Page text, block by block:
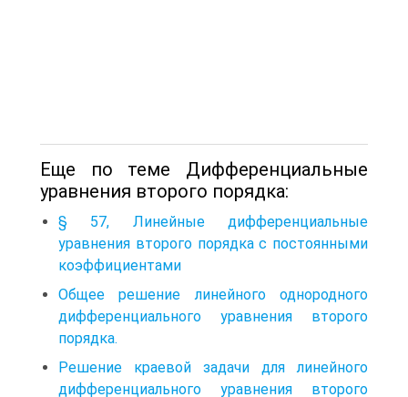
Еще по теме Дифференциальные
уравнения второго порядка:
§ 57, Линейные дифференциальные
уравнения второго порядка с постоянными
коэффициентами
Общее решение линейного однородного
дифференциального уравнения второго
порядка.
Решение краевой задачи для линейного